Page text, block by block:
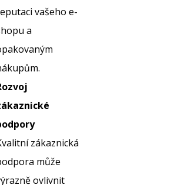
vašeho e-
a
zákaznická
může
ovlivnit